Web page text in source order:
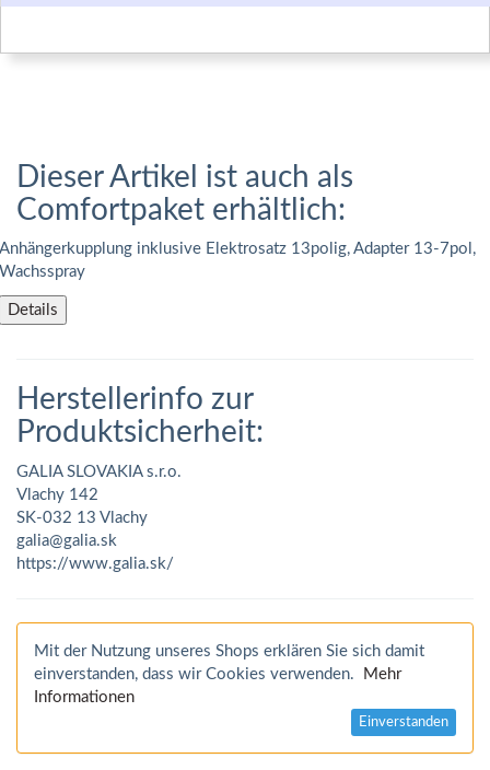
Dieser Artikel ist auch als
Comfortpaket erhältlich:
Anhängerkupplung inklusive Elektrosatz 13polig, Adapter 13-7pol,
Wachsspray
Details
Herstellerinfo zur
Produktsicherheit:
GALIA SLOVAKIA s.r.o.
Vlachy 142
SK-032 13 Vlachy
galia@galia.sk
https://www.galia.sk/
Mit der Nutzung unseres Shops erklären Sie sich damit
einverstanden, dass wir Cookies verwenden.
Mehr
Informationen
Einverstanden